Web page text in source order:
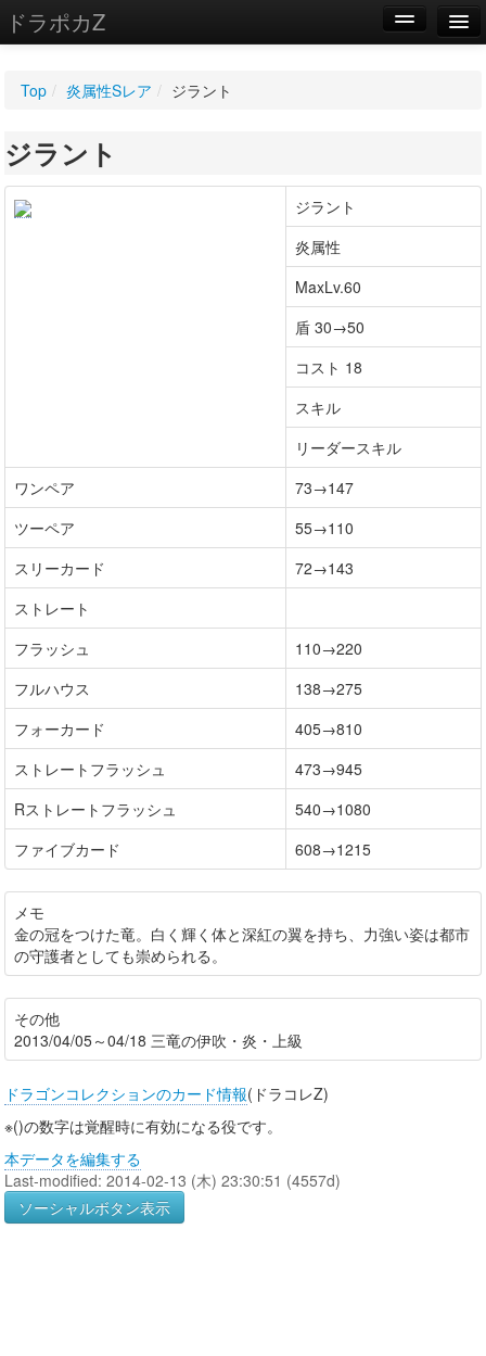
ドラポカZ
WIKI
設定
Top / 炎属性Sレア / ジラント
ジラント
ジラント
炎属性
MaxLv.60
盾 30→50
コスト 18
スキル
リーダースキル
ワンペア
73→147
ツーペア
55→110
スリーカード
72→143
ストレート
フラッシュ
110→220
フルハウス
138→275
フォーカード
405→810
ストレートフラッシュ
473→945
Rストレートフラッシュ
540→1080
ファイブカード
608→1215
メモ
金の冠をつけた竜。白く輝く体と深紅の翼を持ち、力強い姿は都市
の守護者としても崇められる。
その他
2013/04/05～04/18 三竜の伊吹・炎・上級
ドラゴンコレクションのカード情報(ドラコレZ)
※()の数字は覚醒時に有効になる役です。
本データを編集する
Last-modified: 2014-02-13 (木) 23:30:51 (4557d)
ソーシャルボタン表示